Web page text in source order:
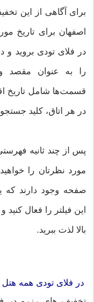
برای آگاهی از این
اصفهان برای تاریخ
در فلای تودی بروید
را به عنوان مقصد
قسمت‌ها شامل تاریخ
در هر اتاق، کلید
پس از چند ثانیه
مورد نظرتان را
صفحه وجود دارند که
این فیلتر را فعال
بالا لذت ببرید.
در فلای تودی همه هتل